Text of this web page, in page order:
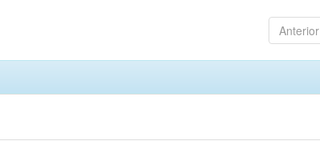
Anterior